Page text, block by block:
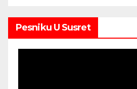
Pesniku U Susret